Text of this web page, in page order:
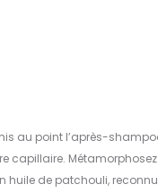
au point l’après-
capillaire.
de patchouli,